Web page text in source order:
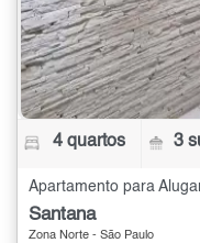
4 quartos 3
Apartamento para
Santana
Zona Norte - São Paulo